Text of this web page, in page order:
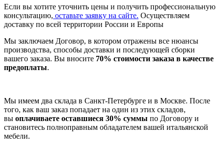
Если вы хотите уточнить цены и получить профессиональную
консультацию, оставьте заявку на сайте. Осуществляем
доставку по всей территории России и Европы
Мы заключаем Договор, в котором отражены все нюансы
производства, способы доставки и последующей сборки
вашего заказа. Вы вносите 70% стоимости заказа в качестве
предоплаты.
Мы имеем два склада в Санкт-Петербурге и в Москве. После
того, как ваш заказ попадает на один из этих складов,
вы оплачиваете оставшиеся 30% суммы по Договору и
становитесь полноправным обладателем вашей итальянской
мебели.